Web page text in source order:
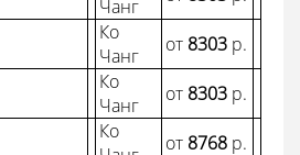
Чанг
Ко
Чанг
от 8303 p.
Ко
Чанг
от 8303 p.
Ко
от 8768 p.